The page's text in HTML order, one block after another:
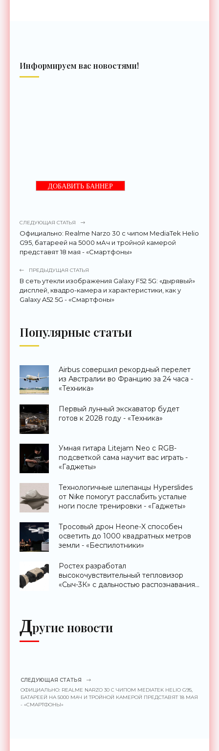
Информируем вас новостями!
ДОБАВИТЬ БАННЕР
СЛЕДУЮЩАЯ СТАТЬЯ
Официально: Realme Narzo 30 с чипом MediaTek Helio
G95, батареей на 5000 мАч и тройной камерой
представят 18 мая - «Смартфоны»
ПРЕДЫДУЩАЯ СТАТЬЯ
В сеть утекли изображения Galaxy F52 5G: «дырявый»
дисплей, квадро-камера и характеристики, как у
Galaxy A52 5G - «Смартфоны»
Популярные статьи
Airbus совершил рекордный перелет
из Австралии во Францию за 24 часа -
«Техника»
Первый лунный экскаватор будет
готов к 2028 году - «Техника»
Умная гитара Litejam Neo с RGB-
подсветкой сама научит вас играть -
«Гаджеты»
Технологичные шлепанцы Hyperslides
от Nike помогут расслабить усталые
ноги после тренировки - «Гаджеты»
Тросовый дрон Heone-X способен
осветить до 1000 квадратных метров
земли - «Беспилотники»
Ростех разработал
высокочувствительный тепловизор
«Сыч-3К» с дальностью распознавания
Другие новости
СЛЕДУЮЩАЯ СТАТЬЯ
ОФИЦИАЛЬНО: REALME NARZO 30 С ЧИПОМ MEDIATEK HELIO G95,
БАТАРЕЕЙ НА 5000 МАЧ И ТРОЙНОЙ КАМЕРОЙ ПРЕДСТАВЯТ 18 МАЯ
- «СМАРТФОНЫ»